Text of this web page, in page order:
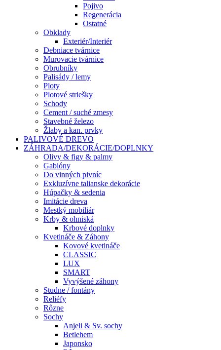
Pojivo
Regenerácia
Ostatné
Obklady
Exteriér/Interiér
Debniace tvárnice
Murovacie tvárnice
Obrubníky
Palisády / lemy
Ploty
Plotové striešky
Schody
Cement / suché zmesy
Stavebné železo
Žlaby a kan. prvky
PALIVOVÉ DREVO
ZÁHRADA/DEKORÁCIE/DOPLNKY
Olivy & figy & palmy
Gabióny
Do vinných pivníc
Exkluzívne talianske dekorácie
Húpačky & sedenia
Imitácie dreva
Mestký mobiliár
Krby & ohniská
Krbové doplnky
Kvetináče & Záhony
Kovové kvetináče
CLASSIC
LUX
SMART
Vyvýšené záhony
Studne / fontány
Reliéfy
Rôzne
Sochy
Anjeli & Sv. sochy
Betlehem
Japonsko